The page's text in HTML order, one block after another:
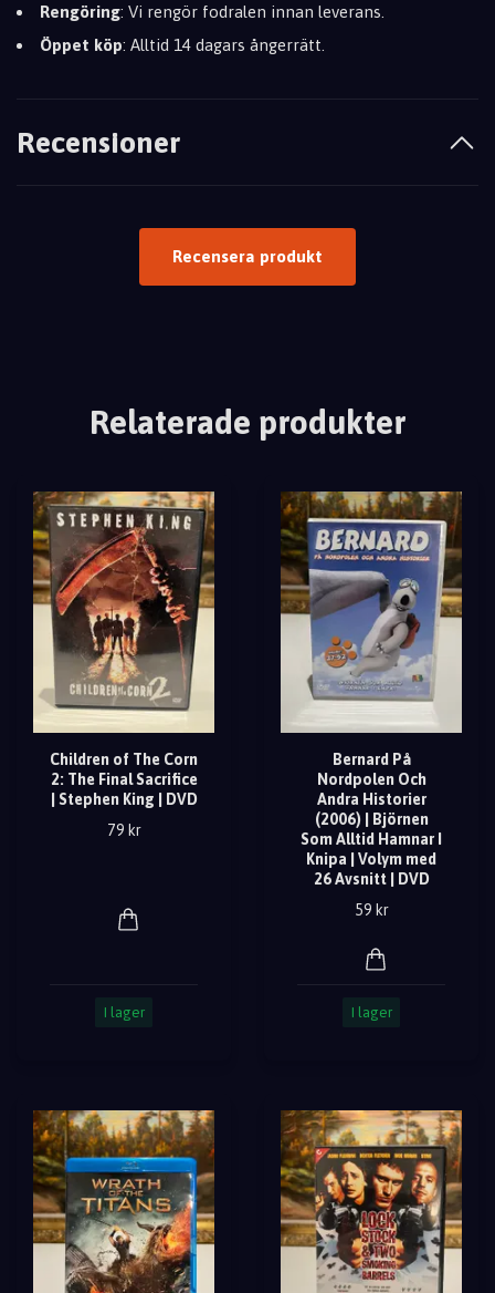
Rengöring: Vi rengör fodralen innan leverans.
Öppet köp: Alltid 14 dagars ångerrätt.
Recensioner
Recensera produkt
Relaterade produkter
Children of The Corn
2: The Final Sacrifice
| Stephen King | DVD
79 kr
I lager
Bernard På
Nordpolen Och
Andra Historier
(2006) | Björnen
Som Alltid Hamnar I
Knipa | Volym med
26 Avsnitt | DVD
59 kr
I lager